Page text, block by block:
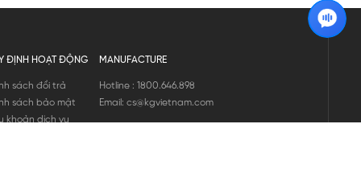
ĐỊNH HOẠT ĐỘNG
sách đổi trả
sách bảo mật
khoản dịch vụ
MANUFACTURE
Hotline : 1800.646.898
Email: cs@kgvietnam.com